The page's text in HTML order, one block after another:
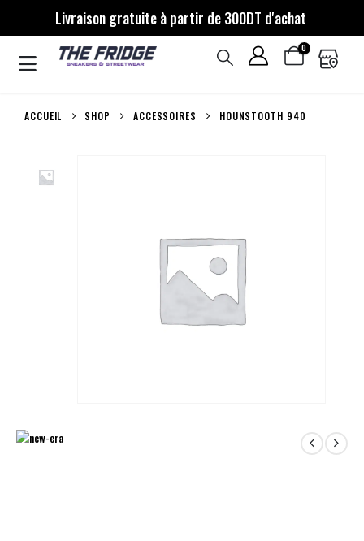
Livraison gratuite à partir de 300DT d'achat
0
ACCUEIL SHOP ACCESSOIRES HOUNSTOOTH 940